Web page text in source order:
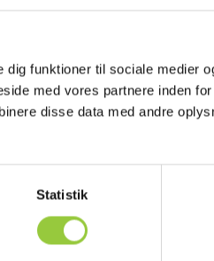
funktioner til sociale medier
med vores partnere inden
disse data med andre
Statistik